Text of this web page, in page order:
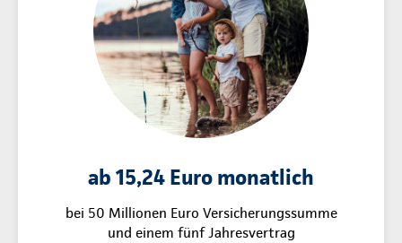
ab 15,24 Euro monatlich
bei 50 Millionen Euro Versicherungssumme
und einem fünf Jahresvertrag